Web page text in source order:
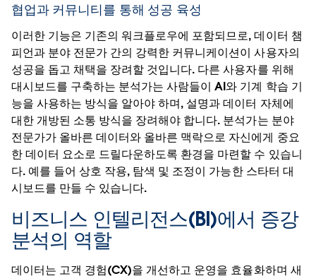
협업과 커뮤니티를 통해 성공 육성
이러한 기능은 기존의 워크플로우에 포함되므로, 데이터 챔
피언과 분야 전문가 간의 강력한 커뮤니케이션이 사용자의
성공을 돕고 채택을 장려할 것입니다. 다른 사용자를 위해
대시보드를 구축하는 분석가는 사람들이 AI와 기계 학습 기
능을 사용하는 방식을 알아야 하며, 설명과 데이터 자체에
대한 개방된 소통 방식을 장려해야 합니다. 분석가는 분야
전문가가 올바른 데이터와 올바른 맥락으로 자신에게 중요
한 데이터 요소로 드릴다운하도록 환경을 마련할 수 있습니
다. 예를 들어 상호 작용, 탐색 및 조정이 가능한 스타터 대
시보드를 만들 수 있습니다.
비즈니스 인텔리전스(BI)에서 증강
분석의 역할
데이터는 고객 경험(CX)을 개선하고 운영을 효율화하며 새